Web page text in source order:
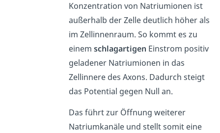
Konzentration von Natriumionen ist
außerhalb der Zelle deutlich höher als
im Zellinnenraum. So kommt es zu
einem schlagartigen Einstrom positiv
geladener Natriumionen in das
Zellinnere des Axons. Dadurch steigt
das Potential gegen Null an.
Das führt zur Öffnung weiterer
Natriumkanäle und stellt somit eine